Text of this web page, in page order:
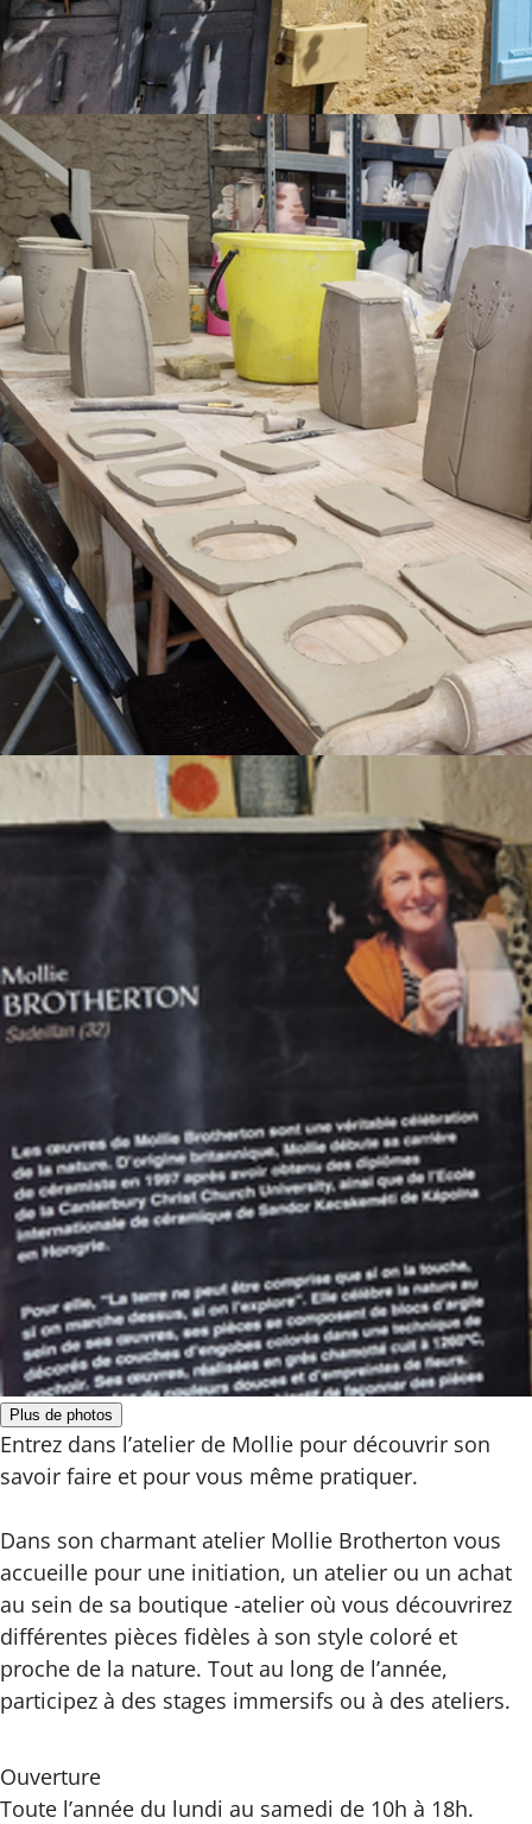
Plus de photos
Entrez dans l’atelier de Mollie pour découvrir son
savoir faire et pour vous même pratiquer.
Dans son charmant atelier Mollie Brotherton vous
accueille pour une initiation, un atelier ou un achat
au sein de sa boutique -atelier où vous découvrirez
différentes pièces fidèles à son style coloré et
proche de la nature. Tout au long de l’année,
participez à des stages immersifs ou à des ateliers.
Ouverture
Toute l’année du lundi au samedi de 10h à 18h.